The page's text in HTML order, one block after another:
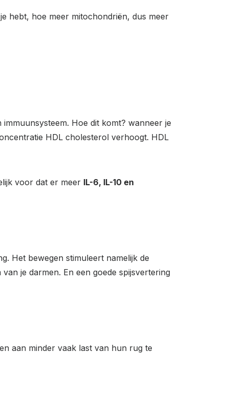
hebt, hoe meer mitochondriën, dus meer
Hoe dit komt? wanneer je
HDL cholesterol verhoogt. HDL
voor dat er meer IL-6, IL-10 en
Het bewegen stimuleert namelijk de
je darmen. En een goede spijsvertering
aan minder vaak last van hun rug te